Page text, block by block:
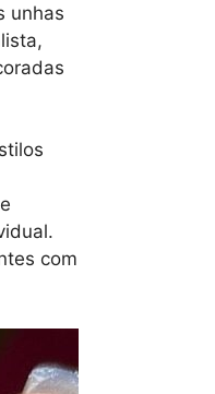
unhas
com